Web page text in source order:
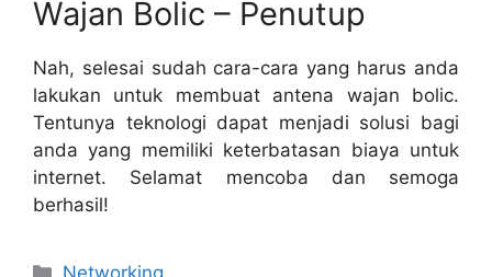
Wajan Bolic – Penutup
Nah, selesai sudah cara-cara yang harus anda
lakukan untuk membuat antena wajan bolic.
Tentunya teknologi dapat menjadi solusi bagi
anda yang memiliki keterbatasan biaya untuk
internet. Selamat mencoba dan semoga
berhasil!
Categories